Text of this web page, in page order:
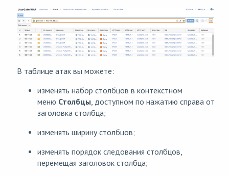
В таблице атак вы можете:
изменять набор столбцов в контекстном
меню Столбцы , доступном по нажатию справа от
заголовка столбца;
изменять ширину столбцов;
изменять порядок следования столбцов,
перемещая заголовок столбца;